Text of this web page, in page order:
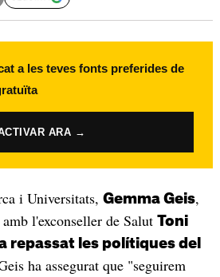
a les teves fonts preferides de
ARA →
i Universitats, Gemma Geis,
l'exconseller de Salut Toni
repassat les polítiques del
ha assegurat que "seguirem